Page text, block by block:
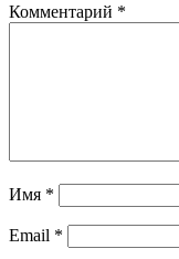
Комментарий *
Имя *
Email *